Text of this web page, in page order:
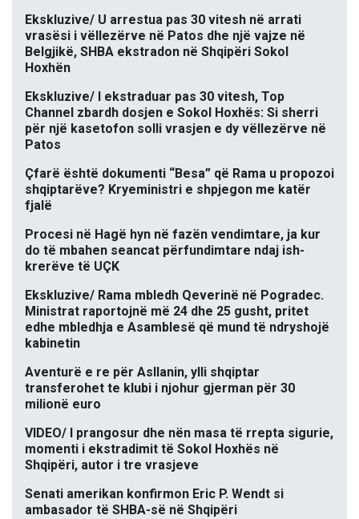
Ekskluzive/ U arrestua pas 30 vitesh në arrati
vrasësi i vëllezërve në Patos dhe një vajze në
Belgjikë, SHBA ekstradon në Shqipëri Sokol
Hoxhën
Ekskluzive/ I ekstraduar pas 30 vitesh, Top
Channel zbardh dosjen e Sokol Hoxhës: Si sherri
për një kasetofon solli vrasjen e dy vëllezërve në
Patos
Çfarë është dokumenti “Besa” që Rama u propozoi
shqiptarëve? Kryeministri e shpjegon me katër
fjalë
Procesi në Hagë hyn në fazën vendimtare, ja kur
do të mbahen seancat përfundimtare ndaj ish-
krerëve të UÇK
Ekskluzive/ Rama mbledh Qeverinë në Pogradec.
Ministrat raportojnë më 24 dhe 25 gusht, pritet
edhe mbledhja e Asamblesë që mund të ndryshojë
kabinetin
Aventurë e re për Asllanin, ylli shqiptar
transferohet te klubi i njohur gjerman për 30
milionë euro
VIDEO/ I prangosur dhe nën masa të rrepta sigurie,
momenti i ekstradimit të Sokol Hoxhës në
Shqipëri, autor i tre vrasjeve
Senati amerikan konfirmon Eric P. Wendt si
ambasador të SHBA-së në Shqipëri